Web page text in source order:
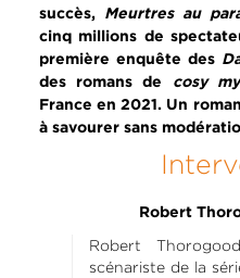
succès, Meurtres au
cinq millions de
première enquête des
des romans de
cosy
France en 2021. Un
à savourer sans
Robert
Robert
scénariste de la